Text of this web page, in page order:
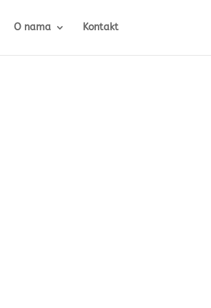
O nama Kontakt